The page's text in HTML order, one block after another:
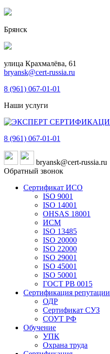
Брянск
улица Крахмалёва, 61
bryansk@cert-russia.ru
8 (961) 067-01-01
Наши услуги
8 (961) 067-01-01
bryansk@cert-russia.ru
Обратный звонок
Сертификат ИСО
ISO 9001
ISO 14001
OHSAS 18001
ИСМ
ISO 13485
ISO 20000
ISO 22000
ISO 29001
ISO 45001
ISO 50001
ГОСТ РВ 0015
Сертификация репутации
ОДР
Сертификат СУЗ
СОУТ РФ
Обучение
УПК
Охрана труда